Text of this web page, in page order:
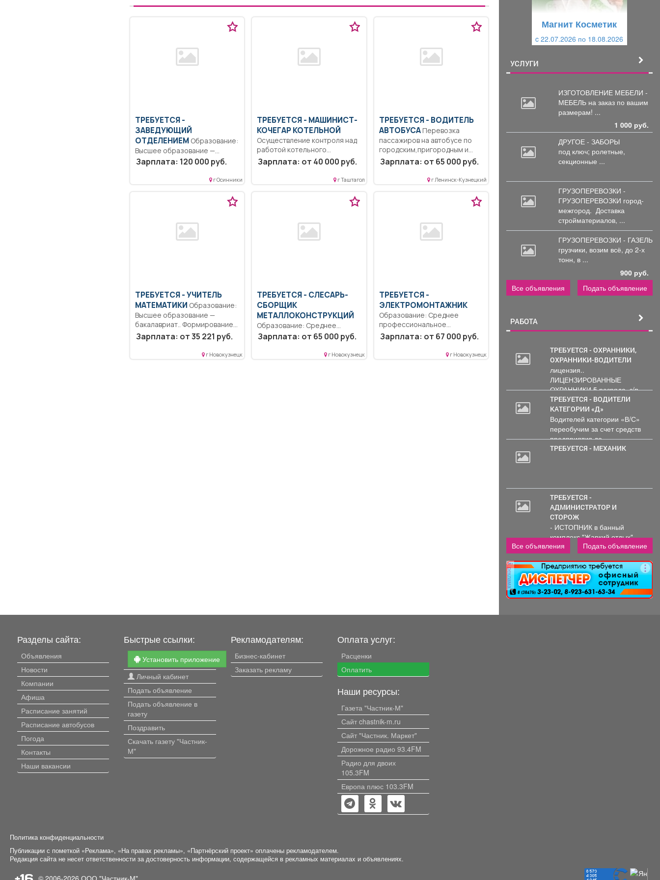
ТРЕБУЕТСЯ -
ЗАВЕДУЮЩИЙ
ОТДЕЛЕНИЕМОбразование:
Высшее образование —
подготовка кадров высшей
квалификации.. Согласно...
Зарплата: 120 000 руб.
г Осинники
ТРЕБУЕТСЯ - МАШИНИСТ-
КОЧЕГАР КОТЕЛЬНОЙ
Осуществление контроля над
работой котельного
оборудования; Обеспечение
бесперебойной работы...
Зарплата: от 40 000 руб.
г Таштагол
ТРЕБУЕТСЯ - ВОДИТЕЛЬ
АВТОБУСАПеревозка
пассажиров на автобусе по
городским,пригородным и
междугородним маршрутам....
Зарплата: от 65 000 руб.
г Ленинск-Кузнецкий
ТРЕБУЕТСЯ - УЧИТЕЛЬ
МАТЕМАТИКИ
Высшее образование —
бакалавриат.. Формирование
способности к логическому...
Зарплата: от 35 221 руб.
г Новокузнецк
ТРЕБУЕТСЯ - СЛЕСАРЬ-
СБОРЩИК
МЕТАЛЛОКОНСТРУКЦИЙ
Образование: Среднее
профессиональное
образование.. Работа в цехе
Зарплата: от 65 000 руб.
г Новокузнецк
ТРЕБУЕТСЯ -
ЭЛЕКТРОМОНТАЖНИК
Образование: Среднее
профессиональное
образование.. Ремонт, монтаж
и эксплуатация
электрооборудования,...
Зарплата: от 67 000 руб.
г Новокузнецк
Магнит Косметик Магнит Косметик
c 29.07.2026 по 25.08.2026
УСЛУГИ
ИЗГОТОВЛЕНИЕ МЕБЕЛИ -
МЕБЕЛЬ на заказ по вашим
размерам! ...
1 000 руб.
ДРУГОЕ - ЗАБОРЫ
под ключ; ролетные,
секционные ...
ГРУЗОПЕРЕВОЗКИ -
ГРУЗОПЕРЕВОЗКИ город-
межгород. Доставка
стройматериалов, ...
ГРУЗОПЕРЕВОЗКИ - ГАЗЕЛЬ
грузчики, возим всё, до 2-х
тонн, в ...
900 руб.
Все объявления
Подать объявление
РАБОТА
ТРЕБУЕТСЯ - ОХРАННИКИ,
ОХРАННИКИ-ВОДИТЕЛИ
лицензия..
ЛИЦЕНЗИРОВАННЫЕ
ОХРАННИКИ 5 разряда, з/п
от 33000 руб. 6...
ТРЕБУЕТСЯ - ВОДИТЕЛИ
КАТЕГОРИИ «Д»
Водителей категории «В/С»
переобучим за счет средств
предприятия до...
ТРЕБУЕТСЯ - МЕХАНИК
ТРЕБУЕТСЯ -
АДМИНИСТРАТОР И
СТОРОЖ
- ИСТОПНИК в банный
комплекс "Жаркий отдых"
Администрирование и тех....
Все объявления Подать объявление
реклама
Разделы сайта:
Объявления
Новости
Компании
Афиша
Расписание занятий
Расписание автобусов
Погода
Контакты
Наши вакансии
Быстрые ссылки:
Установить приложение
Личный кабинет
Подать объявление
Подать объявление в
газету
Поздравить
Скачать газету "Частник-
М"
Рекламодателям:
Бизнес-кабинет
Заказать рекламу
Оплата услуг:
Расценки
Оплатить
Наши ресурсы:
Газета "Частник-М"
Сайт chastnik-m.ru
Сайт "Частник. Маркет"
Дорожное радио 93.4FM
Радио для двоих
105.3FM
Европа плюс 103.3FM
Политика конфиденциальности
Публикации с пометкой «Реклама», «На правах рекламы», «Партнёрский проект» оплачены рекламодателем.
Редакция сайта не несет ответственности за достоверность информации, содержащейся в рекламных материалах и объявлениях.